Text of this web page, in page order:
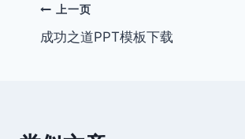
文
章
上一页
成功之道PPT模板下载